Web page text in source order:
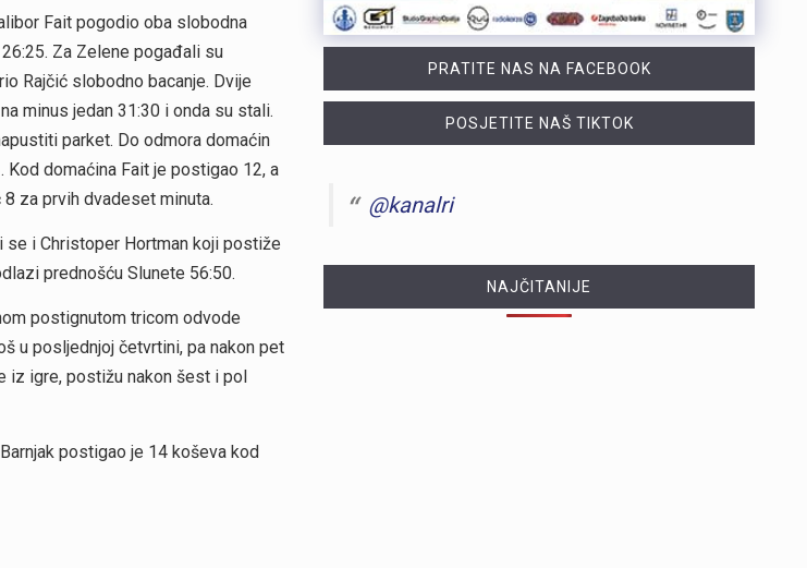
Fait pogodio oba slobodna
Za Zelene pogađali su
Rajčić slobodno bacanje. Dvije
minus jedan 31:30 i onda su stali.
parket. Do odmora domaćin
domaćina Fait je postigao 12, a
za prvih dvadeset minuta.
se i Christoper Hortman koji postiže
prednošću Slunete 56:50.
postignutom tricom odvode
u posljednjoj četvrtini, pa nakon pet
iz igre, postižu nakon šest i pol
postigao je 14 koševa kod
PRATITE NAS NA FACEBOOK
POSJETITE NAŠ TIKTOK
@kanalri
NAJČITANIJE